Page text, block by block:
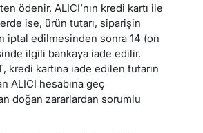
ödenir. ALICI’nın kredi kartı ile
ise, ürün tutarı, siparişin
iptal edilmesinden sonra 14 (on
ilgili bankaya iade edilir.
kredi kartına iade edilen tutarın
ALICI hesabına geç
doğan zararlardan sorumlu